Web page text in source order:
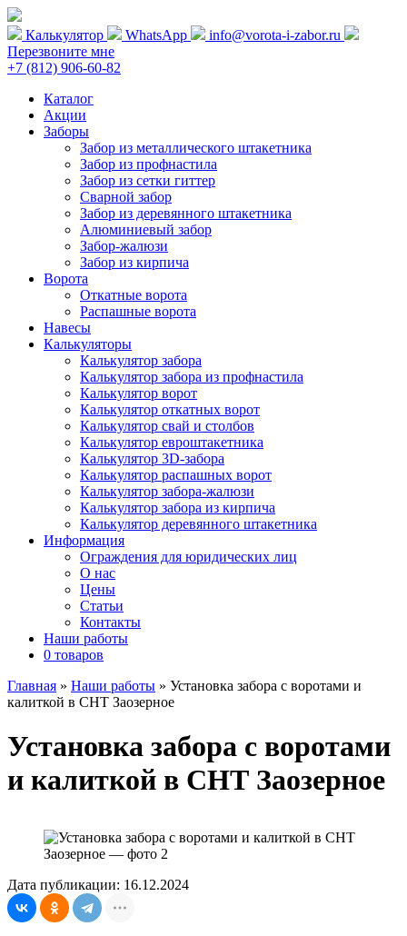
Калькулятор WhatsApp
info@vorota-i-zabor.ru
Перезвоните мне
+7 (812) 906-60-82
Каталог
Акции
Заборы
Забор из металлического штакетника
Забор из профнастила
Забор из сетки гиттер
Сварной забор
Забор из деревянного штакетника
Алюминиевый забор
Забор-жалюзи
Забор из кирпича
Ворота
Откатные ворота
Распашные ворота
Навесы
Калькуляторы
Калькулятор забора
Калькулятор забора из профнастила
Калькулятор ворот
Калькулятор откатных ворот
Калькулятор свай и столбов
Калькулятор евроштакетника
Калькулятор 3D-забора
Калькулятор распашных ворот
Калькулятор забора-жалюзи
Калькулятор забора из кирпича
Калькулятор деревянного штакетника
Информация
Ограждения для юридических лиц
О нас
Цены
Статьи
Контакты
Наши работы
0 товаров
Главная » Наши работы » Установка забора с воротами и
калиткой в СНТ Заозерное
Установка забора с воротами
и калиткой в СНТ Заозерное
Дата публикации: 16.12.2024